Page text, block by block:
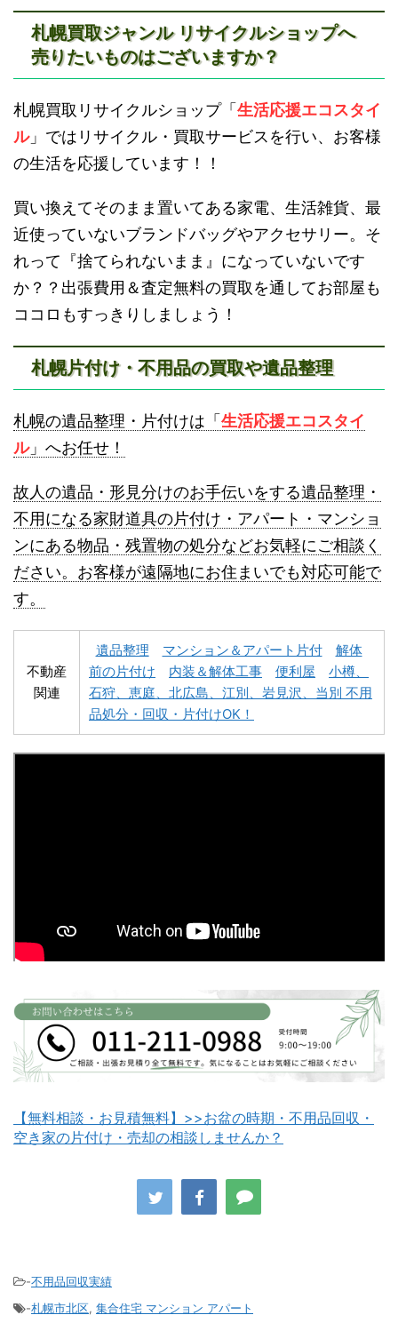
砂川不用品回収 帯広・十勝不用品回収
名寄市不用品回収 士別市不用品回収
深川市不用品回収 夕張市不用品回収
白老町不用品回収 長万部町不用品回収
札幌買取ジャンル リサイクルショップへ
売りたいものはございますか？
札幌買取リサイクルショップ「生活応援エコスタイ
ル」ではリサイクル・買取サービスを行い、お客様
の生活を応援しています！！
買い換えてそのまま置いてある家電、生活雑貨、最
近使っていないブランドバッグやアクセサリー。そ
れって『捨てられないまま』になっていないです
か？？出張費用＆査定無料の買取を通してお部屋も
ココロもすっきりしましょう！
札幌片付け・不用品の買取や遺品整理
札幌の遺品整理・片付けは「生活応援エコスタイ
ル」へお任せ！
故人の遺品・形見分けのお手伝いをする遺品整理・
不用になる家財道具の片付け・アパート・マンショ
ンにある物品・残置物の処分などお気軽にご相談く
ださい。お客様が遠隔地にお住まいでも対応可能で
す。
不動産
関連
遺品整理 マンション＆アパート片付
解体
前の片付け
内装＆解体工事 便利屋
小樽、
石狩、恵庭、北広島、江別、岩見沢、当別 不用
品処分・回収・片付けOK！
【無料相談・お見積無料】>>お盆の時期・不用品回収・
空き家の片付け・売却の相談しませんか？
-不用品回収実績
-札幌市北区, 集合住宅 マンション アパート